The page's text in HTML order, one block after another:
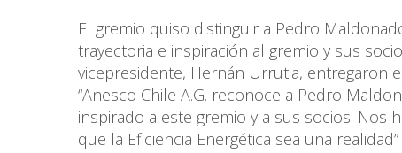
El gremio quiso distinguir a Pedro
trayectoria e inspiración al gremio y sus
vicepresidente, Hernán Urrutia, entregaron
“Anesco Chile A.G. reconoce a Pedro
inspirado a este gremio y a sus socios.
que la Eficiencia Energética sea una